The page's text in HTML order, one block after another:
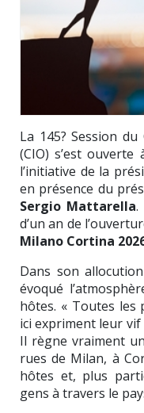
La 145? Session
(CIO) s’est
l’initiative de la
en présence du
Sergio Mattarella.
d’un an de
Milano Cortina
Dans son
évoqué
hôtes. « Toutes les
ici expriment leur vif
Il règne vraiment
rues de Milan, à
hôtes et, plus
gens à travers le